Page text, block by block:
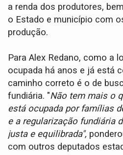
a renda dos produtores,
o Estado e município com
produção.
Para Alex Redano, como a
ocupada há anos e já está
caminho correto é o de
fundiária. "Não tem mais o
está ocupada por famílias
e a regularização fundiária
justa e equilibrada",
com outros deputados